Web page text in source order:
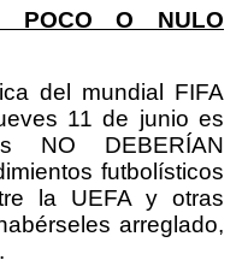
POCO O NULO
del mundial FIFA
11 de junio es
NO DEBERÍAN
futbolísticos
la UEFA y otras
arreglado,